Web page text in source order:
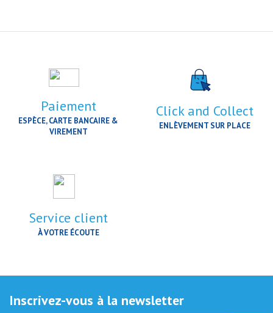
Paiement
ESPÈCE, CARTE BANCAIRE &
VIREMENT
Click and Collect
ENLÈVEMENT SUR PLACE
Service client
À VOTRE ÉCOUTE
Inscrivez-vous à la newsletter